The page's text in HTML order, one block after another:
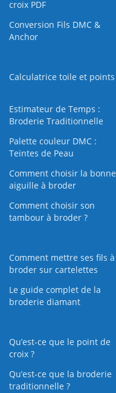
croix PDF
Conversion Fils DMC &
Anchor
Calculatrice toile et points
Estimateur de Temps :
Broderie Traditionnelle
Palette couleur DMC :
Teintes de Peau
Comment choisir la bonne
aiguille à broder
Comment choisir son
tambour à broder ?
Comment mettre ses fils à
broder sur cartelettes
Le guide complet de la
broderie diamant
Qu’est-ce que le point de
croix ?
Qu’est-ce que la broderie
traditionnelle ?